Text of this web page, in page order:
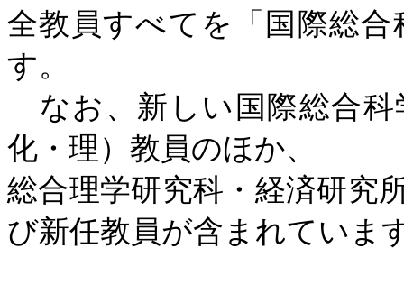
全教員すべてを「国際総
す。
なお、新しい国際総合科
化・理）教員のほか、
総合理学研究科・経済研究
び新任教員が含まれていま